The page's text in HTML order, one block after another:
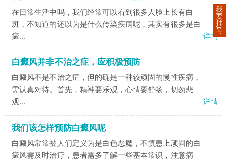
在日常生活中吗，我们经常可以看到很多人脸上长有白
斑，不知道的还以为是什么传染疾病呢，其实有很多是白
癜...
详情
白癜风并非不治之症，应积极预防
白癜风不是不治之症，但的确是一种较顽固的慢性疾病，
需认真对待。首先，精神要乐观，心情要舒畅，切勿悲
观...
详情
我们该怎样预防白癜风呢
白癜风常常被人们定义为是白色恶魔，不慎患上顽固的白
癜风需及时治疗，患者需多了解一些基本常识，注意病
我
要
挂
号